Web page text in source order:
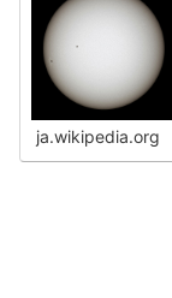
ja.wikipedia.org